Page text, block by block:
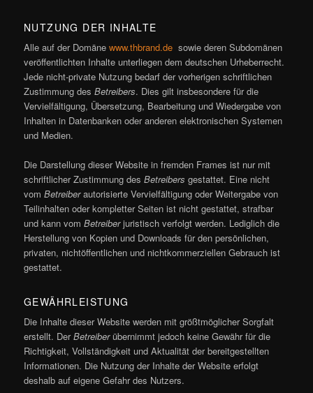
NUTZUNG DER INHALTE
Alle auf der Domänewww.thbrand.de sowie deren Subdomänen
veröffentlichten Inhalte unterliegen dem deutschen Urheberrecht.
Jede nicht-private Nutzung bedarf der vorherigen schriftlichen
Zustimmung desBetreibers. Dies gilt insbesondere für die
Vervielfältigung, Übersetzung, Bearbeitung und Wiedergabe von
Inhalten in Datenbanken oder anderen elektronischen Systemen
und Medien.
Die Darstellung dieser Website in fremden Frames ist nur mit
schriftlicher Zustimmung desBetreibers gestattet. Eine nicht
vomBetreiberautorisierte Vervielfältigung oder Weitergabe von
Teilinhalten oder kompletter Seiten ist nicht gestattet, strafbar
und kann vomBetreiberjuristisch verfolgt werden. Lediglich die
Herstellung von Kopien und Downloads für den persönlichen,
privaten, nichtöffentlichen und nichtkommerziellen Gebrauch ist
gestattet.
GEWÄHRLEISTUNG
Die Inhalte dieser Website werden mit größtmöglicher Sorgfalt
erstellt. DerBetreiberübernimmt jedoch keine Gewähr für die
Richtigkeit, Vollständigkeit und Aktualität der bereitgestellten
Informationen. Die Nutzung der Inhalte der Website erfolgt
deshalb auf eigene Gefahr des Nutzers.